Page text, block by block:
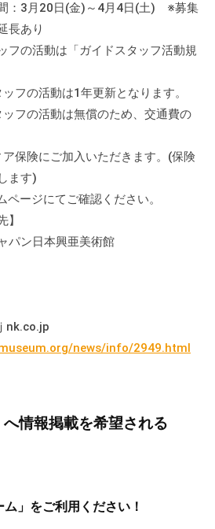
：3月20日(金)～4月4日(土) ※募集
長あり
フの活動は「ガイドスタッフ活動規
活動は1年更新となります。
活動は無償のため、交通費の
にご加入いただきます。(保険
ます)
にてご確認ください。
】
パン日本興亜美術館
nk.co.jp
news/info/2949.html
へ情報掲載を希望される
ム」をご利用ください！